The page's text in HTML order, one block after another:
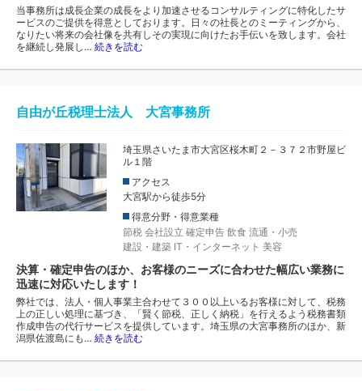
当事務所は成長企業の成長をより加速させるコンサルティングに特化したサ
ービスのご提供を得意としております。日々の社長とのミーティングから、
なりたい将来の会社像を共有しその実現に向けたお手伝いを致します。会社
を継続し発展し… 続きを読む
自由が丘税理士法人 大宮事務所
埼玉県さいたま市大宮区桜木町２－３７２市野屋ビ
ル１階
アクセス
大宮駅から徒歩5分
得意分野・得意業種
節税 会社設立 確定申告 飲食 流通・小売
建設・建築 IT・インターネット 美容
決算・確定申告のほか、お客様のニーズに合わせた幅広い業務に
迅速に対応いたします！
弊社では、法人・個人事業主合わせて３００以上いるお客様に対して、税務
上の正しい処理に基づき、「賢く節税、正しく納税」を行えるよう税務書類
作成申告の代行サービスを提供しています。埼玉県の大宮事務所のほか、新
潟県佐渡島にも… 続きを読む